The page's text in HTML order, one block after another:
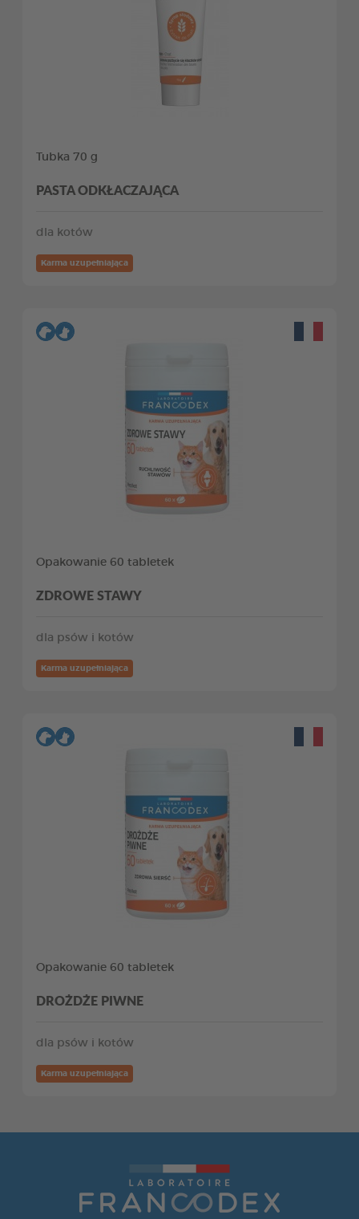
Tubka 70 g
PASTA ODKŁACZAJĄCA
dla kotów
Karma uzupełniająca
Opakowanie 60 tabletek
ZDROWE STAWY
dla psów i kotów
Karma uzupełniająca
Opakowanie 60 tabletek
DROŻDŻE PIWNE
dla psów i kotów
Karma uzupełniająca